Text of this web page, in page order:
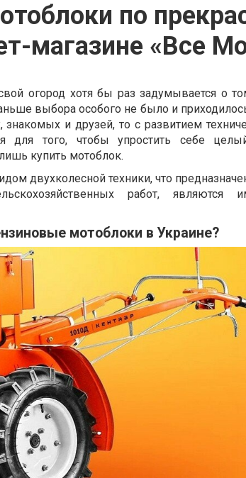
по
магазине «Все
огород хотя бы раз задумывается о
выбора особого не было и
и друзей, то с развитием
для того, чтобы упростить себе
купить мотоблок.
двухколесной техники, что
работ, являются
мотоблоки в Украине?